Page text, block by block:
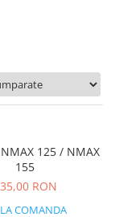
125 / NMAX
155
RON
LA COMANDA